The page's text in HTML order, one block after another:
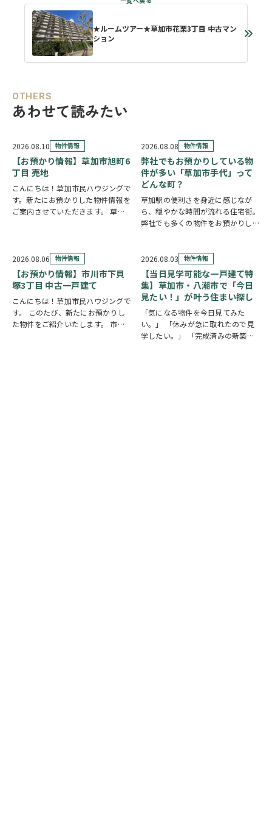
★ルームツアー★草加市花栗3丁目 中古マン
ション
OTHERS
あわせて読みたい
2026.08.10 物件情報
【お預かり情報】草加市旭町6
丁目 売地
こんにちは！草加市民ハウジングで
す。新たにお預かりした物件情報を
ご案内させていただきます。 草加
利用可能な立地。52坪超の広々と
した整形地…
2026.08.08 物件情報
弊社でもお預かりしている物
件が多い「草加市手代」って
どんな町？
草加駅の便利さを身近に感じなが
ら、穏やかな時間が流れる住宅街。
弊社でも多くの物件をお預かりして
10分圏内の便利な立地 手代は東武
スカイツリーライン「草加駅」が生
活圏です。北千…
2026.08.06 物件情報
【お預かり情報】市川市下貝
塚3丁目 中古一戸建て
こんにちは！草加市民ハウジングで
す。 このたび、新たにお預かりし
た物件をご紹介いたします。 市川
2026.08.03 物件情報
【当日見学可能な一戸建て特
集】草加市・八潮市で「今日
見たい！」が叶う住まい探し
「気になる物件を今日見てみた
い。」 「休みが急に取れたので見
学したい。」 「完成済みの新築を